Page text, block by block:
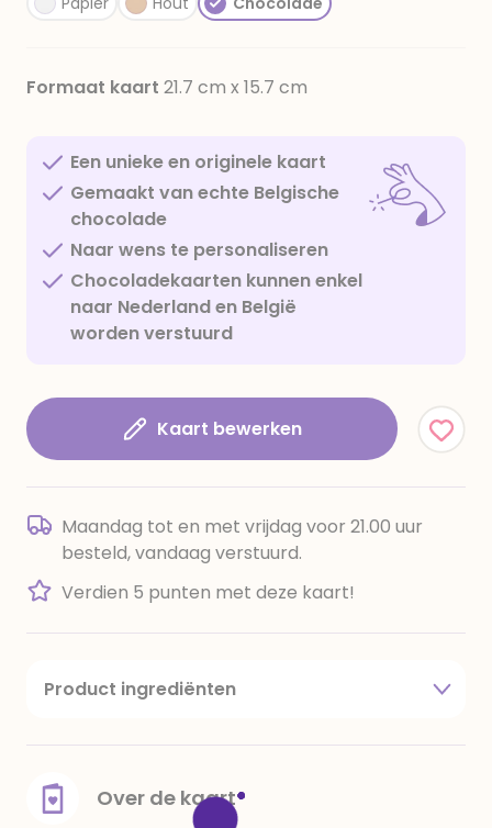
Formaat kaart 21.7 cm x 15.7 cm
Een unieke en originele kaart
Gemaakt van echte Belgische
chocolade
Naar wens te personaliseren
Chocoladekaarten kunnen enkel
naar Nederland en België
worden verstuurd
Kaart bewerken
Maandag tot en met vrijdag voor 21.00 uur
besteld, vandaag verstuurd.
Verdien 5 punten met deze kaart!
Product ingrediënten
amandelen,cacaomassa, emulgator (sojalecithine),
voedingszuur: citroenzuur E 330, verdikkingsmiddel
E415, water, bevochtigingsmiddel E422, emulgator:
Over de kaart